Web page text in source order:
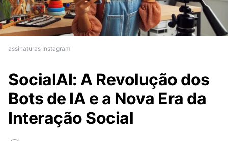
SocialAI: A Revolução dos
Bots de IA e a Nova Era da
Interação Social
assinaturas Instagram